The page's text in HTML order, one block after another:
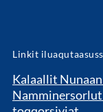
Linkit
Kalaallit